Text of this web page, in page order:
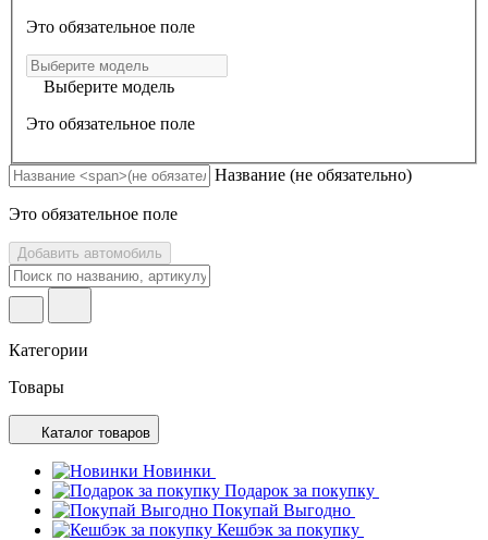
Это обязательное поле
Выберите модель
Это обязательное поле
Название (не обязательно)
Это обязательное поле
Добавить автомобиль
Категории
Товары
Каталог товаров
Новинки
Подарок за покупку
Покупай Выгодно
Кешбэк за покупку